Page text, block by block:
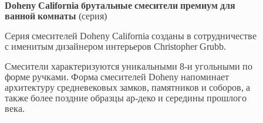
Doheny California брутальные смесители премиум для
ванной комнаты (серия)
Серия смесителей Doheny California созданы в сотрудничестве
с именитым дизайнером интерьеров Christopher Grubb.
Смесители характеризуются уникальными 8-и угольными по
форме ручками. Форма смесителей Doheny напоминает
архитектуру средневековых замков, памятников и соборов, а
также более поздние образцы ар-деко и середины прошлого
века.